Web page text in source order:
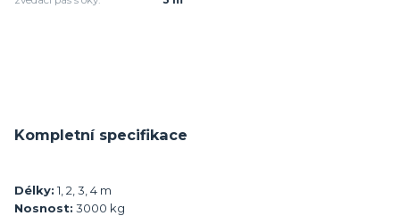
Kompletní specifikace
Délky: 1, 2, 3, 4 m
Nosnost: 3000 kg